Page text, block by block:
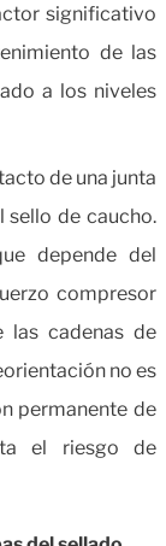
significativo
de las
a los niveles
de una junta
sello de caucho.
depende del
compresor
las cadenas de
no es
permanente de
el riesgo de